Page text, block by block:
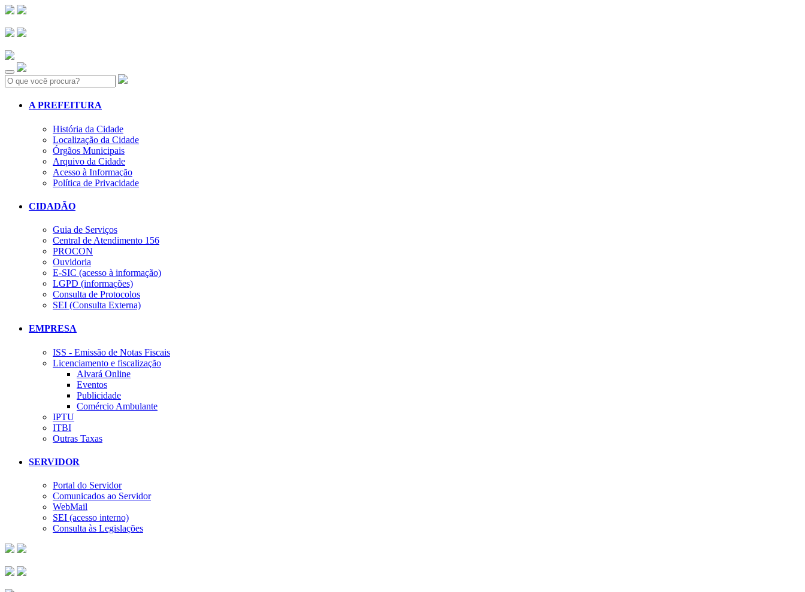
Search:
A PREFEITURA
História da Cidade
Localização da Cidade
Órgãos Municipais
Arquivo da Cidade
Acesso à Informação
Política de Privacidade
CIDADÃO
Guia de Serviços
Central de Atendimento 156
PROCON
Ouvidoria
E-SIC (acesso à informação)
LGPD (informações)
Consulta de Protocolos
SEI (Consulta Externa)
EMPRESA
ISS - Emissão de Notas Fiscais
Licenciamento e fiscalização
Alvará Online
Eventos
Publicidade
Comércio Ambulante
IPTU
ITBI
Outras Taxas
SERVIDOR
Portal do Servidor
Comunicados ao Servidor
WebMail
SEI (acesso interno)
Consulta às Legislações